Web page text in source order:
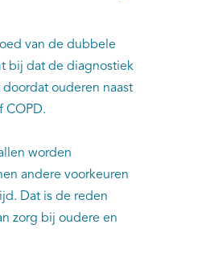
van de dubbele
bij dat de diagnostiek
ouderen naast
COPD.
worden
andere voorkeuren
Dat is de reden
zorg bij oudere en